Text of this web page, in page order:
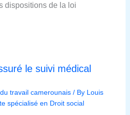
dispositions de la loi
le suivi médical
travail camerounais/ By Louis
spécialisé en Droit social